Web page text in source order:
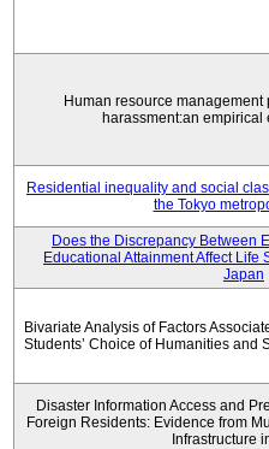
Human resource
harassment:an empirical
Residential inequality and social
the Tokyo
Does the Discrepancy Between
Educational Attainment Affect Life
Japan
Bivariate Analysis of Factors
Students’ Choice of Humanities and
Disaster Information Access and
Foreign Residents: Evidence from
Infrastructure